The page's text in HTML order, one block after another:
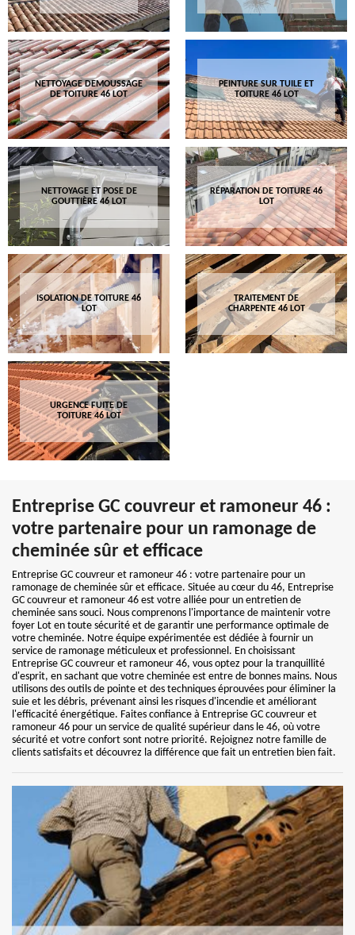
NETTOYAGE DEMOUSSAGE
DE TOITURE 46 LOT
PEINTURE SUR TUILE ET
TOITURE 46 LOT
NETTOYAGE ET POSE DE
GOUTTIÈRE 46 LOT
RÉPARATION DE TOITURE 46
LOT
ISOLATION DE TOITURE 46
LOT
TRAITEMENT DE
CHARPENTE 46 LOT
URGENCE FUITE DE
TOITURE 46 LOT
Entreprise GC couvreur et ramoneur 46 :
votre partenaire pour un ramonage de
cheminée sûr et efficace
Entreprise GC couvreur et ramoneur 46 : votre partenaire pour un
ramonage de cheminée sûr et efficace. Située au cœur du 46, Entreprise
GC couvreur et ramoneur 46 est votre alliée pour un entretien de
cheminée sans souci. Nous comprenons l'importance de maintenir votre
foyer Lot en toute sécurité et de garantir une performance optimale de
votre cheminée. Notre équipe expérimentée est dédiée à fournir un
service de ramonage méticuleux et professionnel. En choisissant
Entreprise GC couvreur et ramoneur 46, vous optez pour la tranquillité
d'esprit, en sachant que votre cheminée est entre de bonnes mains. Nous
utilisons des outils de pointe et des techniques éprouvées pour éliminer la
suie et les débris, prévenant ainsi les risques d'incendie et améliorant
l'efficacité énergétique. Faites confiance à Entreprise GC couvreur et
ramoneur 46 pour un service de qualité supérieur dans le 46, où votre
sécurité et votre confort sont notre priorité. Rejoignez notre famille de
clients satisfaits et découvrez la différence que fait un entretien bien fait.